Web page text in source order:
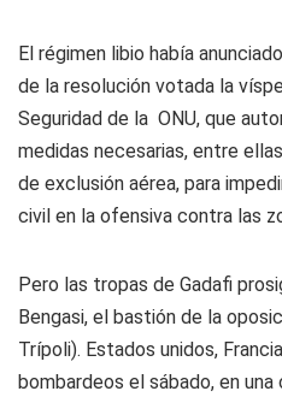
El régimen libio había
de la resolución votada la
Seguridad de la ONU, que
medidas necesarias, entre
de exclusión aérea, para
civil en la ofensiva contra las
Pero las tropas de Gadafi
Bengasi, el bastión de la
Trípoli). Estados unidos,
bombardeos el sábado, en